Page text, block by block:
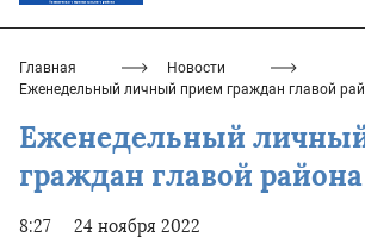
Главная
Новости
Еженедельный личный прием граждан главой
Еженедельный
граждан главой района
8:27 24 ноября 2022